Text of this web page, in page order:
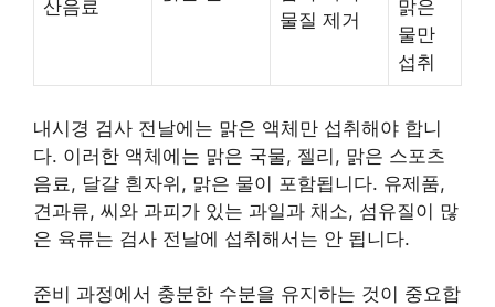
산음료
물질 제거
맑은
물만
섭취
내시경 검사 전날에는 맑은 액체만 섭취해야 합니
다. 이러한 액체에는 맑은 국물, 젤리, 맑은 스포츠
음료, 달걀 흰자위, 맑은 물이 포함됩니다. 유제품,
견과류, 씨와 과피가 있는 과일과 채소, 섬유질이 많
은 육류는 검사 전날에 섭취해서는 안 됩니다.
준비 과정에서 충분한 수분을 유지하는 것이 중요합